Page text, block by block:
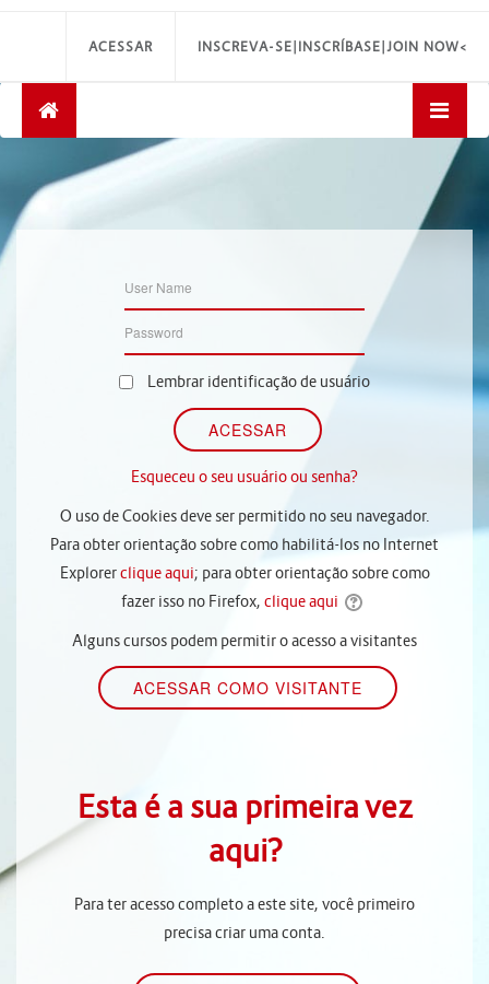
INSCREVA-SE|INSCRÍBASE|JOIN NOW<
ACESSAR
Lembrar identificação de usuário
Esqueceu o seu usuário ou senha?
O uso de Cookies deve ser permitido no seu navegador.
Para obter orientação sobre como habilitá-los no Internet
Explorerclique aqui; para obter orientação sobre como
fazer isso no Firefox, clique aqui
Alguns cursos podem permitir o acesso a visitantes
Esta é a sua primeira vez
aqui?
Para ter acesso completo a este site, você primeiro
precisa criar uma conta.